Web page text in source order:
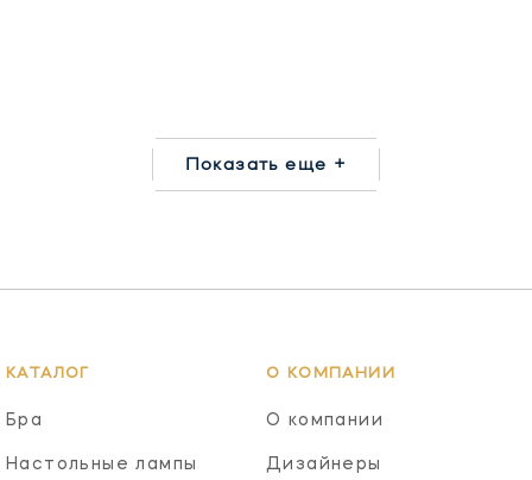
Показать еще +
КАТАЛОГ
Бра
Настольные лампы
О КОМПАНИИ
О компании
Дизайнеры